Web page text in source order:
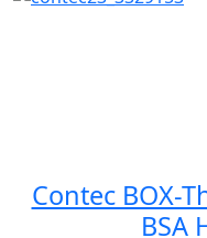
Contec BOX-
BSA